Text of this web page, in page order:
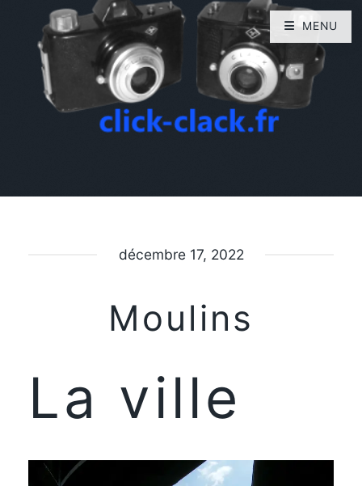
décembre 17, 2022
Moulins
La ville
MENU